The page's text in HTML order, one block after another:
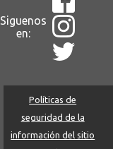
Siguenos
en:
Políticas de
seguridad de la
información del sitio